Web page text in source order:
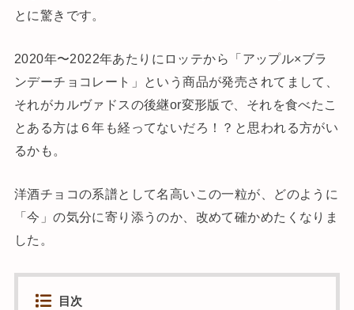
とに驚きです。
2020年〜2022年あたりにロッテから「アップル×ブラ
ンデーチョコレート」という商品が発売されてまして、
それがカルヴァドスの後継or変形版で、それを食べたこ
とある方は６年も経ってないだろ！？と思われる方がい
るかも。
洋酒チョコの系譜として名高いこの一粒が、どのように
「今」の気分に寄り添うのか、改めて確かめたくなりま
した。
目次